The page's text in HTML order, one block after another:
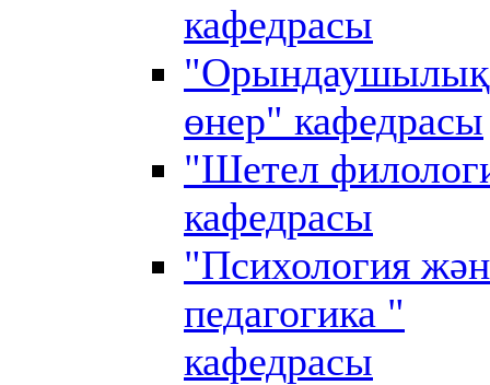
кафедрасы
"Орындаушылық
өнер" кафедрасы
"Шетел
кафедрасы
"Психология
педагогика "
кафедрасы